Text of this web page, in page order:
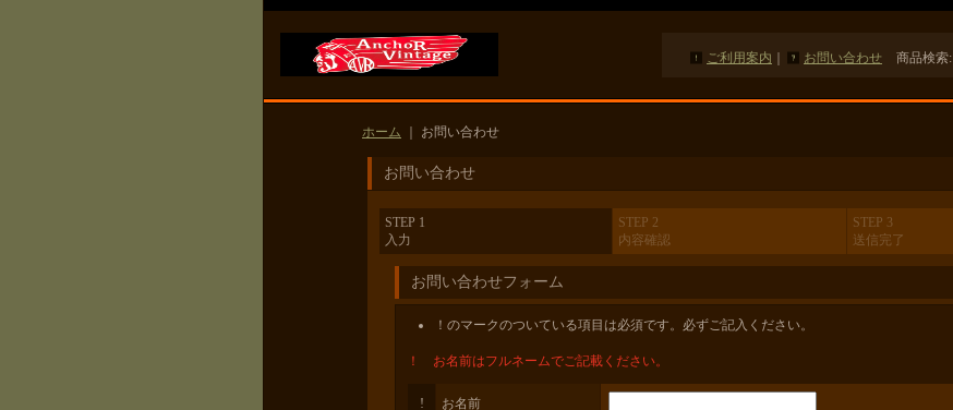
ご利用案内 お問い合わせ 商品検索:
ホーム お問い合わせ
お問い合わせ
STEP 1
入力
STEP 2
内容確認
STEP 3
送信完了
お問い合わせフォーム
！ のマークのついている項目は必須です。必ずご記入ください。
！ お名前はフルネームでご記載ください。
! お名前